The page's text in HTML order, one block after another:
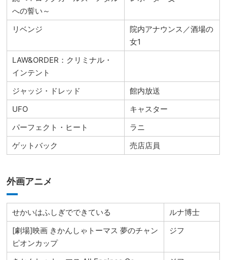
への誓い～
リベンジ
院内アナウンス／酒場の
女1
LAW&ORDER：クリミナル・
インテント
ジャッジ・ドレッド
館内放送
UFO
キャスター
パーフェクト・ヒート
ラニ
ゲットバック
売店店員
外画アニメ
せかいはふしぎでできている
ルナ博士
[劇場]映画 きかんしゃトーマス 夢のチャン
ピオンカップ
ジフ